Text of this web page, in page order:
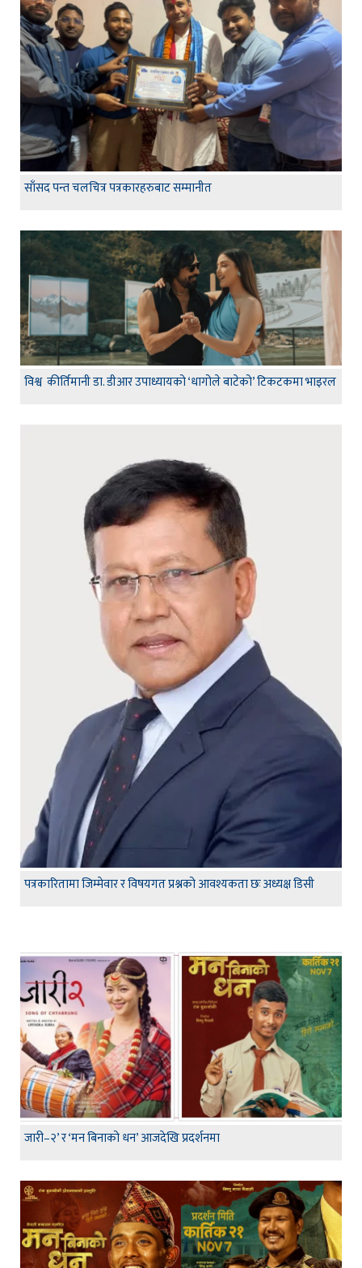
साँसद पन्त चलचित्र पत्रकारहरुबाट सम्मानीत
विश्व कीर्तिमानी डा. डीआर उपाध्यायको ‘धागोले बाटेको’ टिकटकमा भाइरल
पत्रकारितामा जिम्मेवार र विषयगत प्रश्नको आवश्यकता छः अध्यक्ष डिसी
जारी–२’ र ‘मन बिनाको धन’ आजदेखि प्रदर्शनमा